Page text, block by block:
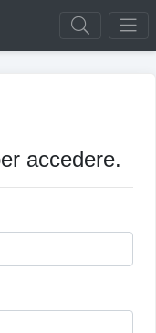
accedere.